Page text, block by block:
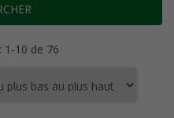
1-10 de 76